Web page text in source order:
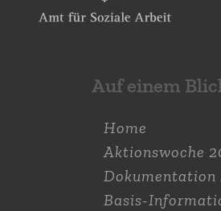
Auf einem
Home
Aktions­woche
Dokumen­tation
Basis-